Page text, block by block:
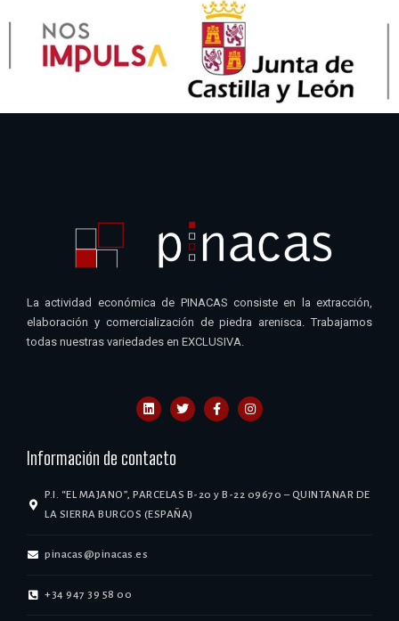
La actividad económica de PINACAS consiste en la extracción,
elaboración y comercialización de piedra arenisca. Trabajamos
todas nuestras variedades en EXCLUSIVA.
Información de contacto
P.I. “EL MAJANO”, PARCELAS B-20 y B-22 09670 – QUINTANAR DE
LA SIERRA BURGOS (ESPAÑA)
pinacas@pinacas.es
+34 947 39 58 00